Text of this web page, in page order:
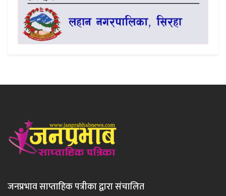
जनप्रभाव साप्ताहिक पत्रीका द्वारा संचालित